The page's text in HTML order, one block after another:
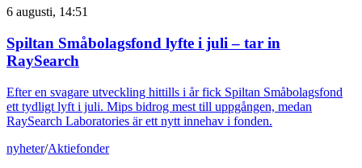
6 augusti, 14:51
Spiltan Småbolagsfond lyfte i juli – tar in
RaySearch
Efter en svagare utveckling hittills i år fick Spiltan Småbolagsfond
ett tydligt lyft i juli. Mips bidrog mest till uppgången, medan
RaySearch Laboratories är ett nytt innehav i fonden.
nyheter/Aktiefonder